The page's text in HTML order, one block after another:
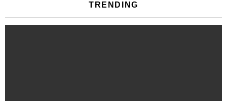
TRENDING